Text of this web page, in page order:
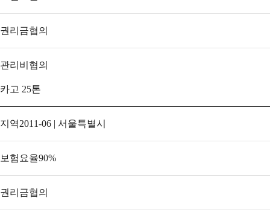
권리금협의
관리비 협의
카고 25톤
지역2011-06 | 서울특별시
보험요율90%
권리금협의